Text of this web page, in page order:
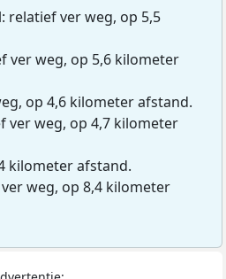
relatief ver weg, op 5,5
ver weg, op 5,6 kilometer
op 4,6 kilometer afstand.
ver weg, op 4,7 kilometer
kilometer afstand.
weg, op 8,4 kilometer